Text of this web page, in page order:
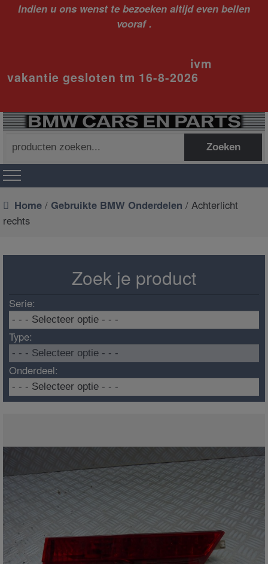
Indien u ons wenst te bezoeken altijd even bellen
vooraf .
ivm
vakantie gesloten tm 16-8-2026
naar:
Zoeken
Home / Gebruikte BMW Onderdelen / Achterlicht
rechts
Zoek je product
Serie:
Type:
Onderdeel: